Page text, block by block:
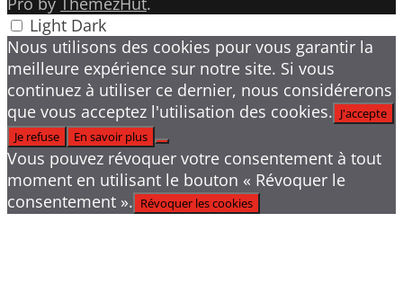
Light Dark
Nous utilisons des cookies pour vous garantir la
meilleure expérience sur notre site. Si vous
continuez à utiliser ce dernier, nous considérerons
que vous acceptez l'utilisation des cookies. J'accepte
Je refuse
En savoir plus
Vous pouvez révoquer votre consentement à tout
moment en utilisant le bouton « Révoquer le
consentement ». Révoquer les cookies